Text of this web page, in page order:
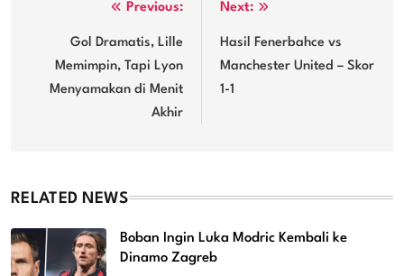
navigation
Previous:
Gol Dramatis, Lille
Memimpin, Tapi Lyon
Menyamakan di Menit
Akhir
Next:
Hasil Fenerbahce vs
Manchester United – Skor
1-1
RELATED NEWS
Boban Ingin Luka Modric Kembali ke
Dinamo Zagreb